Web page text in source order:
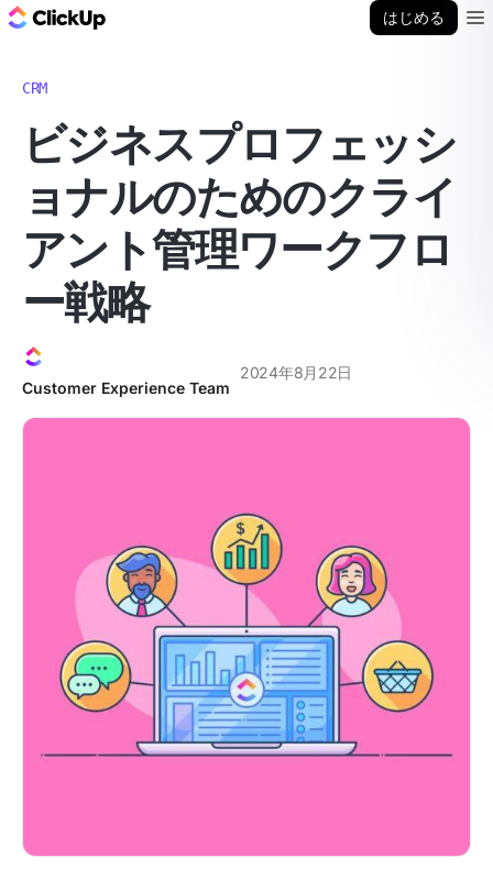
はじめる
CRM
ビジネスプロフェッシ
ョナルのためのクライ
アント管理ワークフロ
ー戦略
Customer Experience Team
2024年8月22日